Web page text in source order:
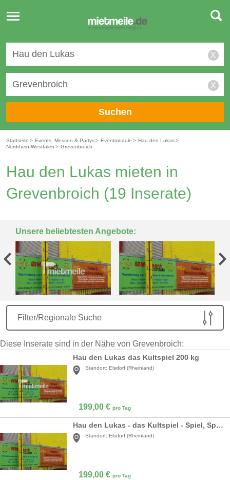
Toggle
navigation
X
X
Suchen
Startseite > Events, Messen & Partys> Eventmodule > Hau den Lukas>
Nordrhein-Westfalen > Grevenbroich
Hau den Lukas mieten in
Grevenbroich (19 Inserate)
Unsere beliebtesten Angebote:
Filter/Regionale Suche
Diese Inserate sind in der Nähe von Grevenbroich:
Hau den Lukas das Kultspiel 200 kg
Standort: Elsdorf (Rheinland)
199,00 € pro Tag
Hau den Lukas - das Kultspiel - Spiel, Sport + Spaß in einem zum Top Preis
Standort: Elsdorf (Rheinland)
199,00 € pro Tag